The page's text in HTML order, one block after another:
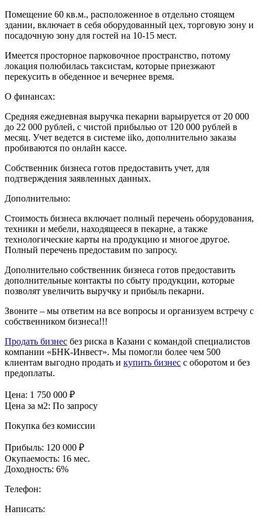
Помещение 60 кв.м., расположенное в отдельно стоящем
здании, включает в себя оборудованный цех, торговую зону и
посадочную зону для гостей на 10-15 мест.
Имеется просторное парковочное пространство, потому
локация полюбилась таксистам, которые приезжают
перекусить в обеденное и вечернее время.
О финансах:
Средняя ежедневная выручка пекарни варьируется от 20 000
до 22 000 рублей, с чистой прибылью от 120 000 рублей в
месяц. Учет ведется в системе iiko, дополнительно заказы
пробиваются по онлайн кассе.
Собственник бизнеса готов предоставить учет, для
подтверждения заявленных данных.
Дополнительно:
Стоимость бизнеса включает полный перечень оборудования,
техники и мебели, находящееся в пекарне, а также
технологические карты на продукцию и многое другое.
Полный перечень предоставим по запросу.
Дополнительно собственник бизнеса готов предоставить
дополнительные контакты по сбыту продукции, которые
позволят увеличить выручку и прибыль пекарни.
Звоните – мы ответим на все вопросы и организуем встречу с
собственником бизнеса!!!
Продать бизнес без риска в Казани с командой специалистов
компании «БНК-Инвест». Мы помогли более чем 500
клиентам выгодно продать и купить бизнес с оборотом и без
предоплаты.
Цена: 1 750 000 ₽
Цена за м2: По запросу
Покупка без комиссии
Прибыль: 120 000 ₽
Окупаемость: 16 мес.
Доходность: 6%
Телефон:
Написать: